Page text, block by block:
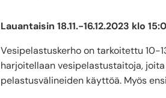
Lauantaisin 18.11.-16.12.2023 klo
Vesipelastuskerho on tarkoitettu 10-
harjoitellaan vesipelastustaitoja,
pelastusvälineiden käyttöä. Myös